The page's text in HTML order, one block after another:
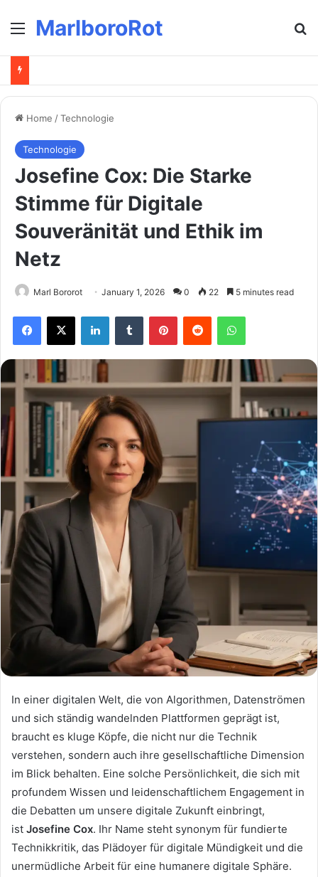
MenuMarlboroRot
Home /Technologie
Technologie
Josefine Cox: Die Starke
Stimme für Digitale
Souveränität und Ethik im
Netz
Marl Bororot January 1, 2026 0 22 5 minutes read
Facebook
X LinkedInTumblr PinterestReddit WhatsApp
In einer digitalen Welt, die von Algorithmen, Datenströmen
und sich ständig wandelnden Plattformen geprägt ist,
braucht es kluge Köpfe, die nicht nur die Technik
verstehen, sondern auch ihre gesellschaftliche Dimension
im Blick behalten. Eine solche Persönlichkeit, die sich mit
profundem Wissen und leidenschaftlichem Engagement in
die Debatten um unsere digitale Zukunft einbringt,
ist Josefine Cox. Ihr Name steht synonym für fundierte
Technikkritik, das Plädoyer für digitale Mündigkeit und die
unermüdliche Arbeit für eine humanere digitale Sphäre.